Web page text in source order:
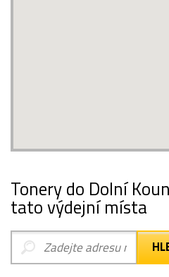
Tonery do Dolní
tato výdejní místa